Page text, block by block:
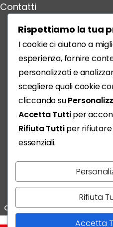
Contatti
Vivere,
ogni storia conta e noi
Rispettiamo la tua
I cookie ci aiutano a
esperienza, fornire
personalizzati e
scegliere quali cookie
cliccando su
Accetta Tuttiper
Rifiuta Tuttiper rifiutare
essenziali.
Rifiuta
Accetta